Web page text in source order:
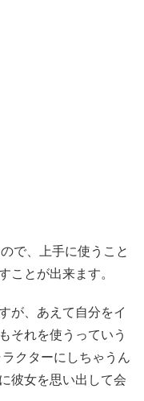
で、上手に使うこと
ことが出来ます。
が、あえて自分をイ
それを使うっていう
クターにしちゃうん
彼女を思い出して会